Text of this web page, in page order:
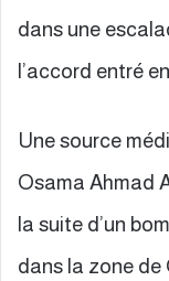
dans une
l’accord entré
Une source
Osama Ahmad
la suite d’un
dans la zone de